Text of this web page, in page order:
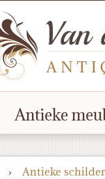
Antieke
› Antieke